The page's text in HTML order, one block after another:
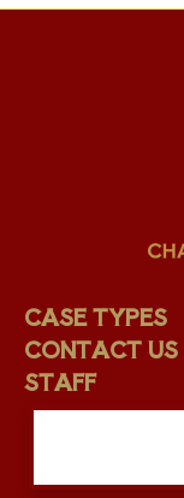
CASE TYPES
CONTACT US
STAFF